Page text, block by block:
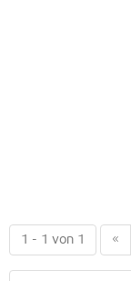
1 - 1 von 1 «